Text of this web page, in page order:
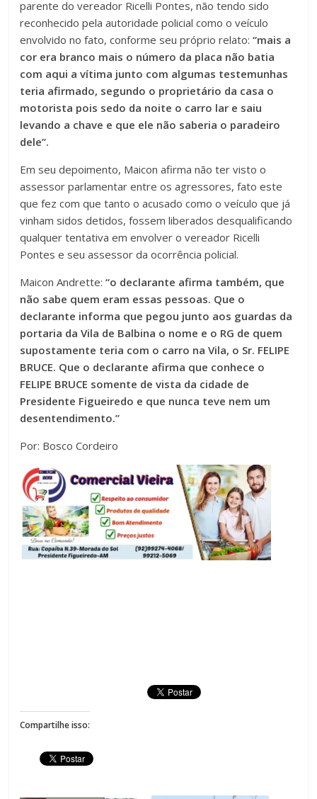
parente do vereador Ricelli Pontes, não tendo sido
reconhecido pela autoridade policial como o veículo
envolvido no fato, conforme seu próprio relato:“mais a
cor era branco mais o número da placa não batia
com aqui a vítima junto com algumas testemunhas
teria afirmado, segundo o proprietário da casa o
motorista pois sedo da noite o carro lar e saiu
levando a chave e que ele não saberia o paradeiro
dele”.
Em seu depoimento, Maicon afirma não ter visto o
assessor parlamentar entre os agressores, fato este
que fez com que tanto o acusado como o veículo que já
vinham sidos detidos, fossem liberados desqualificando
qualquer tentativa em envolver o vereador Ricelli
Pontes e seu assessor da ocorrência policial.
Maicon Andrette:“o declarante afirma também, que
não sabe quem eram essas pessoas. Que o
declarante informa que pegou junto aos guardas da
portaria da Vila de Balbina o nome e o RG de quem
supostamente teria com o carro na Vila, o Sr. FELIPE
BRUCE. Que o declarante afirma que conhece o
FELIPE BRUCE somente de vista da cidade de
Presidente Figueiredo e que nunca teve nem um
desentendimento.”
Por: Bosco Cordeiro
Compartilhe isso: